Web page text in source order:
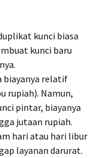
kunci biasa
kunci baru
biayanya relatif
rupiah). Namun,
pintar, biayanya
jutaan rupiah.
hari atau hari libur
layanan darurat.